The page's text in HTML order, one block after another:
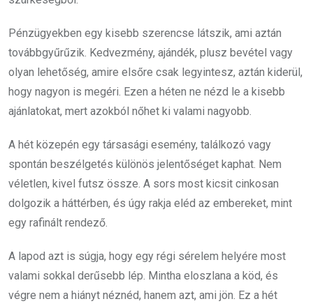
Pénzügyekben egy kisebb szerencse látszik, ami aztán
továbbgyűrűzik. Kedvezmény, ajándék, plusz bevétel vagy
olyan lehetőség, amire elsőre csak legyintesz, aztán kiderül,
hogy nagyon is megéri. Ezen a héten ne nézd le a kisebb
ajánlatokat, mert azokból nőhet ki valami nagyobb.
A hét közepén egy társasági esemény, találkozó vagy
spontán beszélgetés különös jelentőséget kaphat. Nem
véletlen, kivel futsz össze. A sors most kicsit cinkosan
dolgozik a háttérben, és úgy rakja eléd az embereket, mint
egy rafinált rendező.
A lapod azt is súgja, hogy egy régi sérelem helyére most
valami sokkal derűsebb lép. Mintha eloszlana a köd, és
végre nem a hiányt néznéd, hanem azt, ami jön. Ez a hét